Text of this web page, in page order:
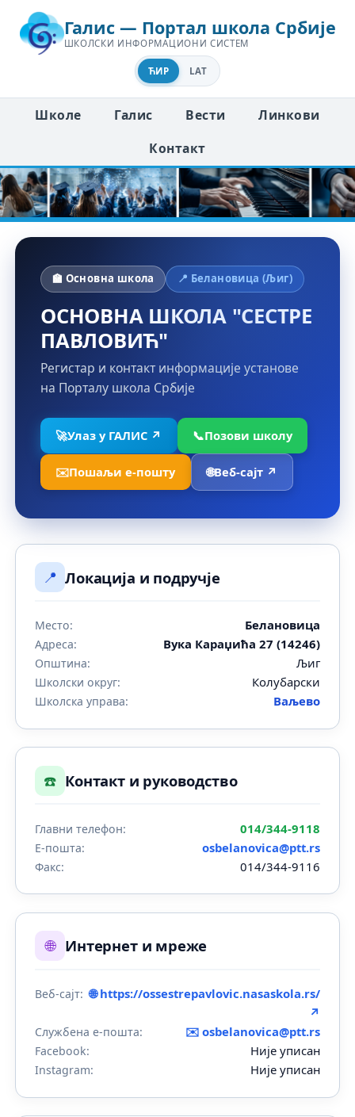
Галис — Портал школа Србије
ШКОЛСКИ ИНФОРМАЦИОНИ СИСТЕМ
ЋИР LAT
Школе Галис Вести
Линкови
Контакт
🏫 Основна школа 📍 Белановица (Љиг)
ОСНОВНА ШКОЛА "СЕСТРЕ
ПАВЛОВИЋ"
Регистар и контакт информације установе
на Порталу школа Србије
🚀Улаз у ГАЛИС ↗ 📞Позови школу
✉️Пошаљи е-пошту 🌐Веб-сајт ↗
📍 Локација и подручје
Место: Белановица
Адреса: Вука Караџића 27 (14246)
Општина: Љиг
Школски округ: Колубарски
Школска управа: Ваљево
☎️ Контакт и руководство
Главни телефон: 014/344-9118
Е-пошта: osbelanovica@ptt.rs
Факс: 014/344-9116
🌐 Интернет и мреже
Веб-сајт: 🌐 https://ossestrepavlovic.nasaskola.rs/
↗
Службена е-пошта: ✉️ osbelanovica@ptt.rs
Facebook: Није уписан
Instagram: Није уписан